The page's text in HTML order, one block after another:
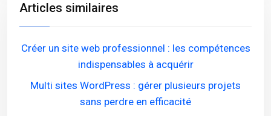
Articles similaires
Créer un site web professionnel : les compétences
indispensables à acquérir
Multi sites WordPress : gérer plusieurs projets
sans perdre en efficacité